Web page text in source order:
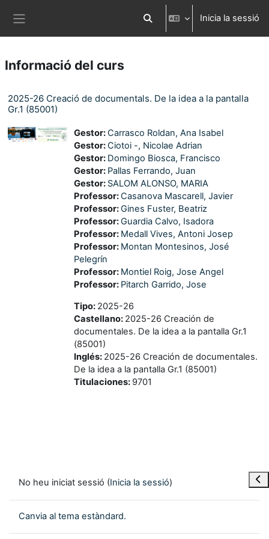
Commuta l'entrada de la cerca
Inicia la sessió
Informació del curs
2025-26 Creació de documentals. De la idea a la pantalla
Gr.1 (85001)
Gestor:Carrasco Roldan, Ana Isabel
Gestor:Ciotoi -, Nicolae Adrian
Gestor: Domingo Biosca, Francisco
Gestor: Pallas Ferrando, Juan
Gestor: SALOM ALONSO, MARIA
Professor:Casanova Mascarell, Javier
Professor:Gines Fuster, Beatriz
Professor:Guardia Calvo, Isadora
Professor: Medall Vives, Antoni Josep
Professor: Montan Montesinos, José
Pelegrín
Professor: Montiel Roig, Jose Angel
Professor: Pitarch Garrido, Jose
Tipo: 2025-26
Castellano: 2025-26 Creación de
documentales. De la idea a la pantalla Gr.1
(85001)
Inglés: 2025-26 Creación de documentales.
De la idea a la pantalla Gr.1 (85001)
Titulaciones: 9701
No heu iniciat sessió (Inicia la sessió)
Canvia al tema estàndard.